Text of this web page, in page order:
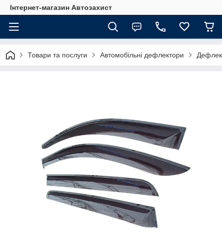
Інтернет-магазин Автозахист
Товари та послуги Автомобільні дефлектори